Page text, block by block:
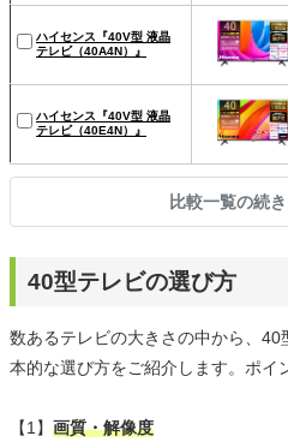
ハイセンス『40V型 液晶
テレビ（40A4N）』
ハイセンス『40V型 液晶
テレビ（40E4N）』
比較一覧の続
40型テレビの選び方
数あるテレビの大きさの中から、
本的な選び方をご紹介します。ポイ
【1】 画質・解像度